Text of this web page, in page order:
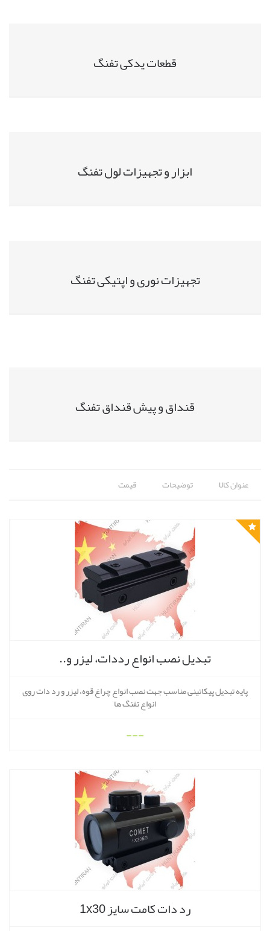
قطعات یدکی تفنگ
ابزار و تجهیزات لول تفنگ
تجهیزات نوری و اپتیکی تفنگ
قنداق و پیش قنداق تفنگ
عنوان کالا توضیحات قیمت
تبدیل نصب انواع رددات، لیزر و..
پایه تبدیل پیکاتینی مناسب جهت نصب انواع چراغ قوه، لیزر و رد دات روی
انواع تفنگ ها
---
رد دات کامت سایز 1x30